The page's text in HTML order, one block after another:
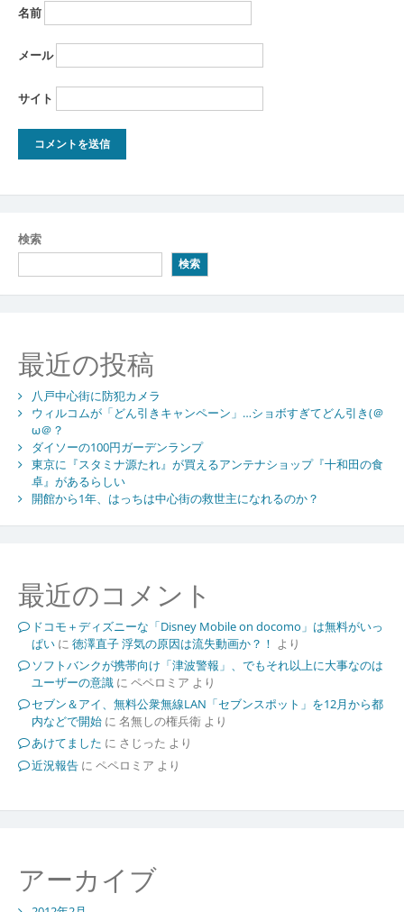
名前
メール
サイト
検索
検索
最近の投稿
八戸中心街に防犯カメラ
ウィルコムが「どん引きキャンペーン」…ショボすぎてどん引き(＠
ω＠？
ダイソーの100円ガーデンランプ
東京に『スタミナ源たれ』が買えるアンテナショップ『十和田の食
卓』があるらしい
開館から1年、はっちは中心街の救世主になれるのか？
最近のコメント
ドコモ＋ディズニーな「Disney Mobile on docomo」は無料がいっ
ぱいに 徳澤直子 浮気の原因は流失動画か？！ より
ソフトバンクが携帯向け「津波警報」、でもそれ以上に大事なのは
ユーザーの意識に ペペロミア より
セブン＆アイ、無料公衆無線LAN「セブンスポット」を12月から都
内などで開始に 名無しの権兵衛より
あけてました に さじった より
近況報告に ペペロミア より
アーカイブ